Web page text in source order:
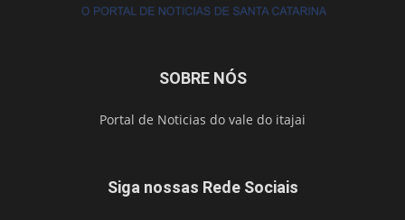
SOBRE NÓS
Portal de Noticias do vale do itajai
Siga nossas Rede Sociais